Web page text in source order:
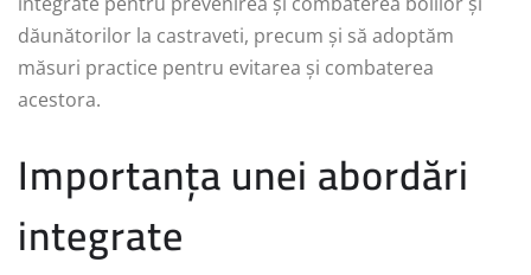
dăunătorilor la castraveti, precum și să adoptăm
măsuri practice pentru evitarea și combaterea
acestora.
Importanța unei abordări
integrate